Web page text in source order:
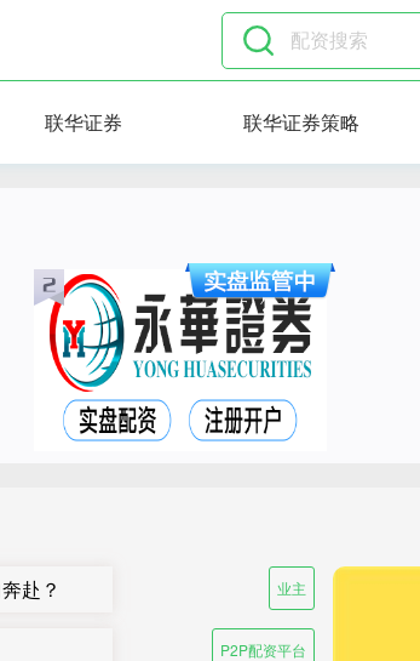
联华证券 联华证券策略
赴？ 业主
P2P配资平台